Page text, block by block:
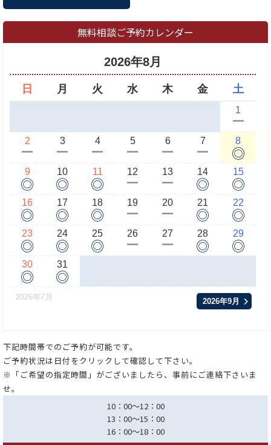
無料相談ご予約カレンダー
2026年8月
日 月 火 水 木 金 土
1
ー
2
ー
3
ー
4
ー
5
ー
6
ー
7
ー
8
◎
9
◎
10
◎
11
◎
12
ー
13
ー
14
◎
15
◎
16
◎
17
◎
18
◎
19
ー
20
ー
21
◎
22
◎
23
◎
24
◎
25
◎
26
ー
27
ー
28
◎
29
◎
30
◎
31
◎
2026年7月 2026年9月
下記時間帯でのご予約が可能です。
ご予約状況は日付をクリックして確認して下さい。
※「ご希望の指定時間」がございましたら、事前にご連絡下さいま
せ。
10：00～12：00
13：00～15：00
16：00～18：00